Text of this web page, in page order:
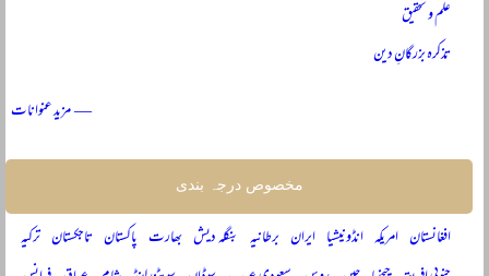
علم و تحقیق
تذکرہ بزرگانِ دین
— مزید عنوانات
مخصوص درجہ بندی
افغانستان امریکہ انڈونیشیا ایران برطانیہ بنگلہ دیش بھارت پاکستان تاجکستان ترکیہ